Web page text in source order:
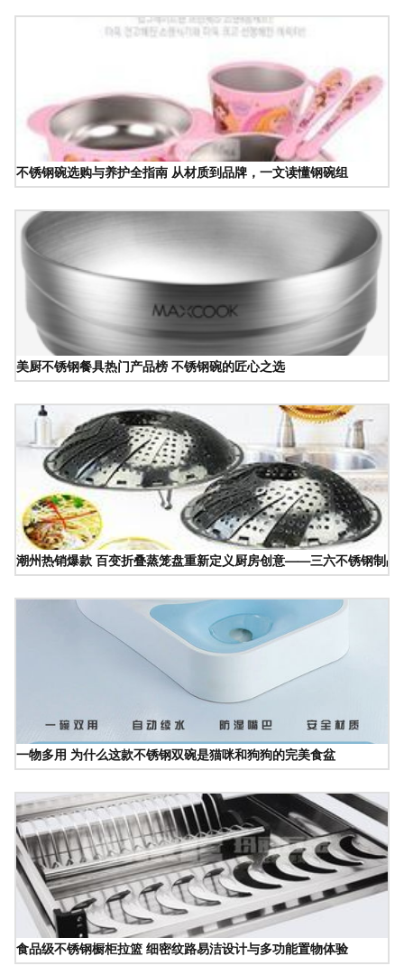
不锈钢碗选购与养护全指南 从材质到品牌，一文读懂钢碗组
美厨不锈钢餐具热门产品榜 不锈钢碗的匠心之选
潮州热销爆款 百变折叠蒸笼盘重新定义厨房创意——三六不锈钢制品
一物多用 为什么这款不锈钢双碗是猫咪和狗狗的完美食盆
食品级不锈钢橱柜拉篮 细密纹路易洁设计与多功能置物体验